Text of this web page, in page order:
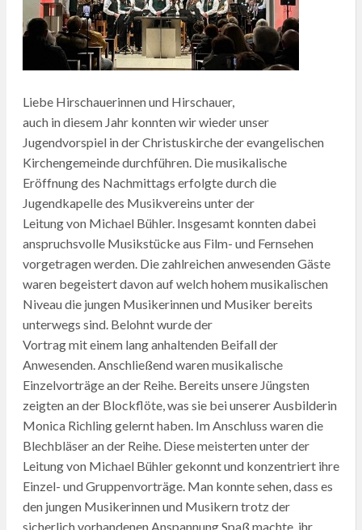
Liebe Hirschauerinnen und Hirschauer,
auch in diesem Jahr konnten wir wieder unser
Jugendvorspiel in der Christuskirche der evangelischen
Kirchengemeinde durchführen. Die musikalische
Eröffnung des Nachmittags erfolgte durch die
Jugendkapelle des Musikvereins unter der
Leitung von Michael Bühler. Insgesamt konnten dabei
anspruchsvolle Musikstücke aus Film- und Fernsehen
vorgetragen werden. Die zahlreichen anwesenden Gäste
waren begeistert davon auf welch hohem musikalischen
Niveau die jungen Musikerinnen und Musiker bereits
unterwegs sind. Belohnt wurde der
Vortrag mit einem lang anhaltenden Beifall der
Anwesenden. Anschließend waren musikalische
Einzelvorträge an der Reihe. Bereits unsere Jüngsten
zeigten an der Blockflöte, was sie bei unserer Ausbilderin
Monica Richling gelernt haben. Im Anschluss waren die
Blechbläser an der Reihe. Diese meisterten unter der
Leitung von Michael Bühler gekonnt und konzentriert ihre
Einzel- und Gruppenvorträge. Man konnte sehen, dass es
den jungen Musikerinnen und Musikern trotz der
sicherlich vorhandenen Anspannung Spaß machte, ihr